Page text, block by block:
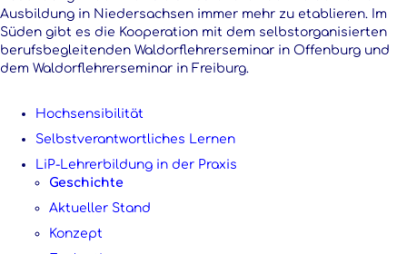
Ausbildung in Niedersachsen immer mehr zu etablieren. Im
Süden gibt es die Kooperation mit dem selbstorganisierten
berufsbegleitenden Waldorflehrerseminar in Offenburg und
dem Waldorflehrerseminar in Freiburg.
Hochsensibilität
Selbstverantwortliches Lernen
LiP-Lehrerbildung in der Praxis
Geschichte
Aktueller Stand
Konzept